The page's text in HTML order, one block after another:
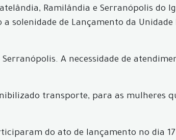
Ramilândia e Serranópolis do
solenidade de Lançamento da Unidade
A necessidade de
transporte, para as mulheres
do ato de lançamento no dia